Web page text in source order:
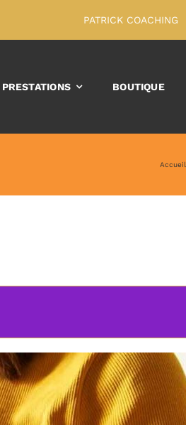
PATRICK COACHING
PRESTATIONS BOUTIQUE
Accueil